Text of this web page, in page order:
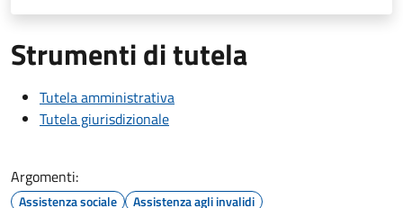
Strumenti di tutela
Tutela amministrativa
Tutela giurisdizionale
Argomenti:
Assistenza sociale Assistenza agli invalidi